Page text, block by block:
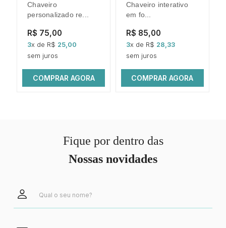
chaveiro
personalizado re...
R$ 75,00
3x de R$ 25,00
sem juros
COMPRAR AGORA
chaveiro interativo
em fo...
R$ 85,00
3x de R$ 28,33
sem juros
COMPRAR AGORA
Fique por dentro das
Nossas novidades